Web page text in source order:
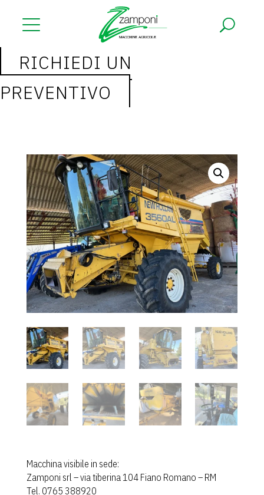
NUOVO
USATO
RICAMBI
GARDEN
ASSISTENZA
CONTATTI
RICHIEDI UN
PREVENTIVO
Macchina visibile in sede:
Zamponi srl – via tiberina 104 Fiano Romano – RM
Tel. 0765 388920